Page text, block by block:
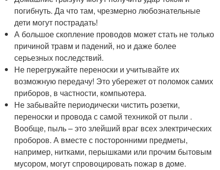
погибнуть. Да что там, чрезмерно любознательные
дети могут пострадать!
А большое скопление проводов может стать не только
причиной травм и падений, но и даже более
серьезных последствий.
Не перегружайте переноски и учитывайте их
возможную передачу! Это убережет от поломок самих
приборов, в частности, компьютера.
Не забывайте периодически чистить розетки,
переноски и провода с самой техникой от пыли .
Вообще, пыль – это злейший враг всех электрических
проборов. А вместе с посторонними предметы,
например, нитками, перышками или прочим бытовым
мусором, могут спровоцировать пожар в доме.